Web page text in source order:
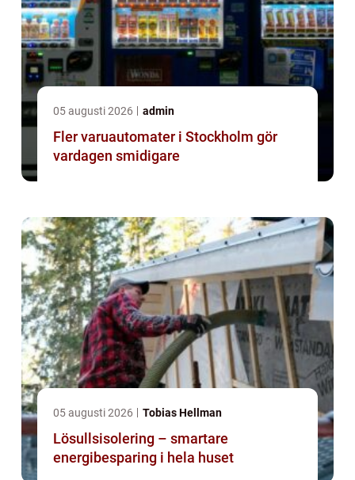
05 augusti 2026 admin
Fler varuautomater i Stockholm gör
vardagen smidigare
05 augusti 2026 Tobias Hellman
Lösullsisolering – smartare
energibesparing i hela huset